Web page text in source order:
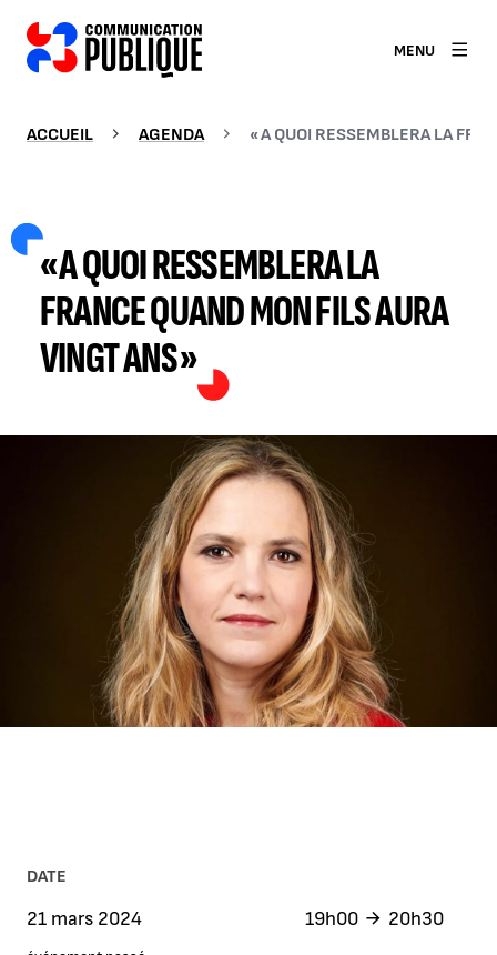
MENU
ACCUEIL AGENDA « A QUOI RESSEMBLERA LA
« A QUOI RESSEMBLERA LA
FRANCE QUAND MON FILS AURA
VINGT ANS »
AGRANDIR L'IMAGE
DATE
21 mars 2024 19h00 20h30